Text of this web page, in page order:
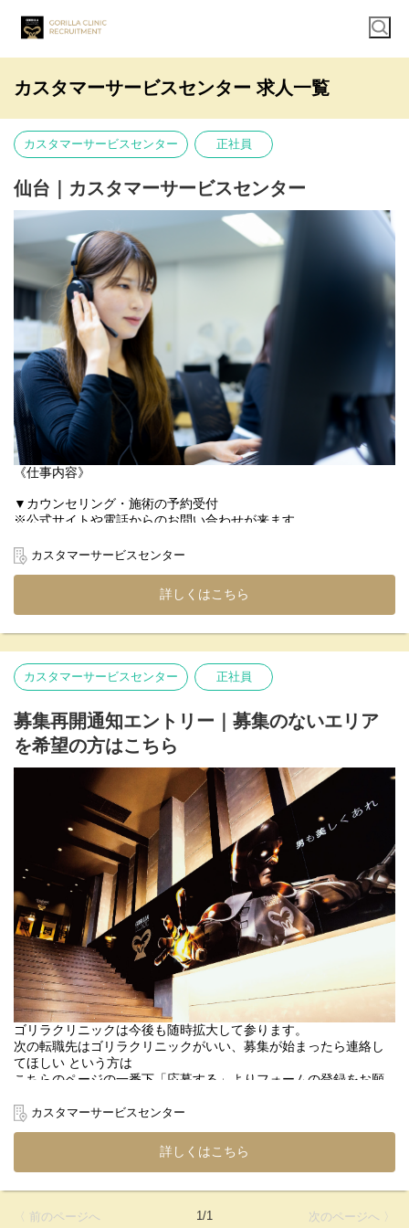
カスタマーサービスセンター 求人一覧
カスタマーサービスセンター 正社員
仙台｜カスタマーサービスセンター
《仕事内容》
▼カウンセリング・施術の予約受付
※公式サイトや電話からのお問い合わせが来ます
┣スタッフ/医療機械/施術室のスケジュール状況を確認し予約を調
整
┗メールフォーマットに合わせて患者様へメール
▼施術内容のご説明
▼クリニックとの情報共有～電子カルテ登録
▼HPや電話でいただいた予約・問い合わせを確認
※予約受付がほとんどなのでクレーム処理は少ないです
カスタマーサービスセンター
詳しくはこちら
カスタマーサービスセンター 正社員
募集再開通知エントリー｜募集のないエリア
を希望の方はこちら
ゴリラクリニックは今後も随時拡大して参ります。
次の転職先はゴリラクリニックがいい、募集が始まったら連絡し
てほしい という方は
こちらのページの一番下「応募する」よりフォームの登録をお願
募集再開の際に優先的に選考のご案内をさせていただきます！
【カスタマーサービスセンター】
・新宿
カスタマーサービスセンター
詳しくはこちら
〈 前のページへ 1/1 次のページへ 〉